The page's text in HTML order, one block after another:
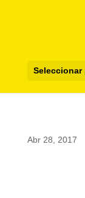
Seleccionar
Abr 28, 2017